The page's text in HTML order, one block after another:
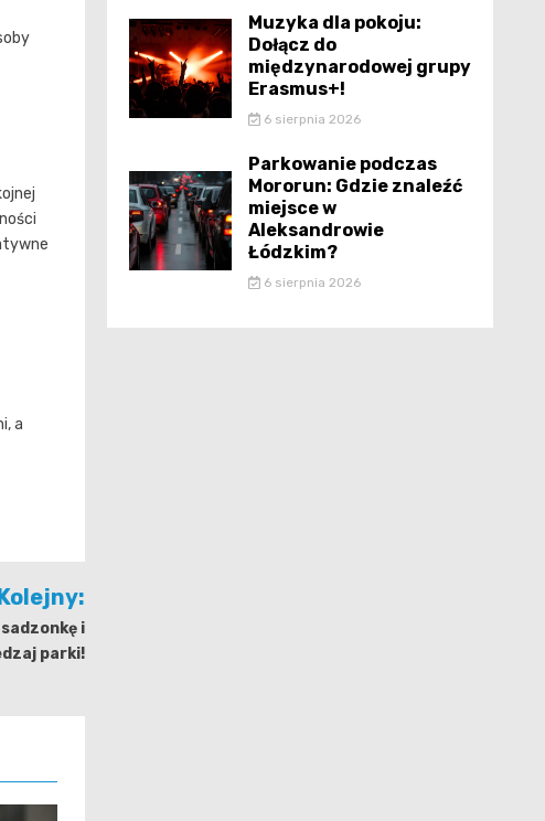
a
i
parki!
Muzyka dla pokoju:
Dołącz do
międzynarodowej grupy
Erasmus+!
6 sierpnia 2026
Parkowanie podczas
Mororun: Gdzie znaleźć
miejsce w
Aleksandrowie
Łódzkim?
6 sierpnia 2026